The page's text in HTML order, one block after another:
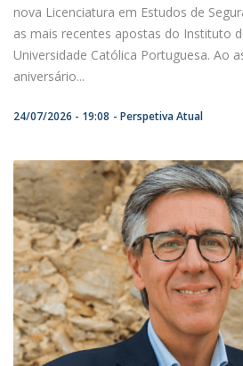
nova Licenciatura em Estudos de
as mais recentes apostas do Instituto
Universidade Católica Portuguesa. Ao
aniversário...
24/07/2026 - 19:08 Perspetiva Atual